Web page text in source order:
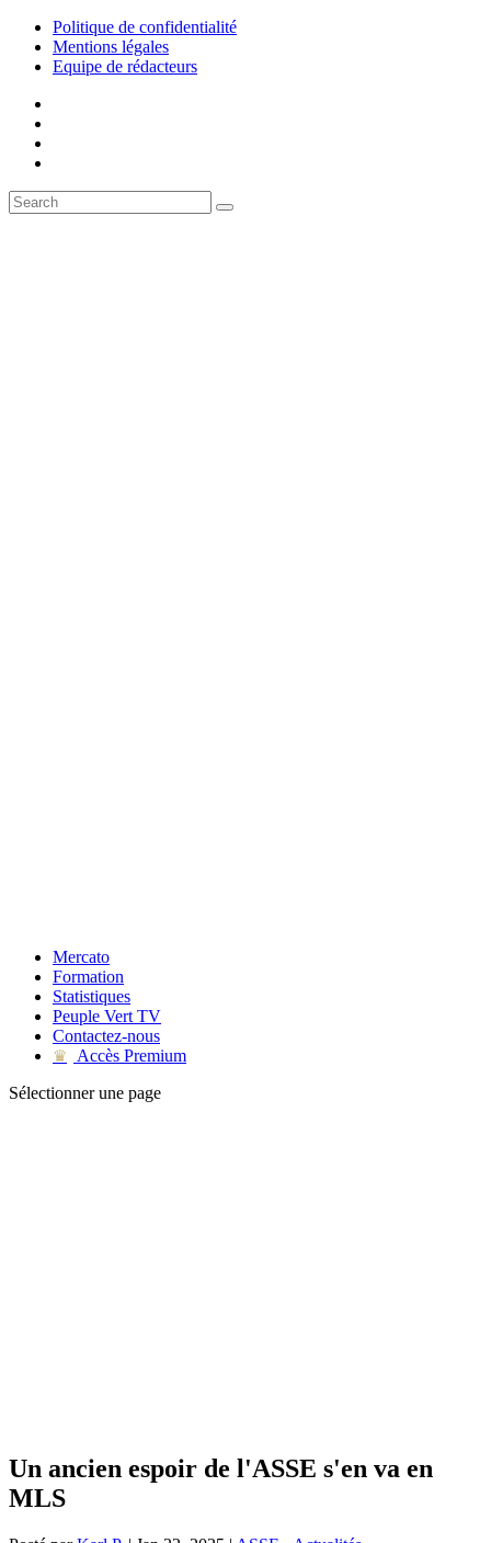
Politique de confidentialité
Mentions légales
Equipe de rédacteurs
Mercato
Formation
Statistiques
Peuple Vert TV
Contactez-nous
♛
Accès Premium
Sélectionner une page
Un ancien espoir de l'ASSE s'en va en
MLS